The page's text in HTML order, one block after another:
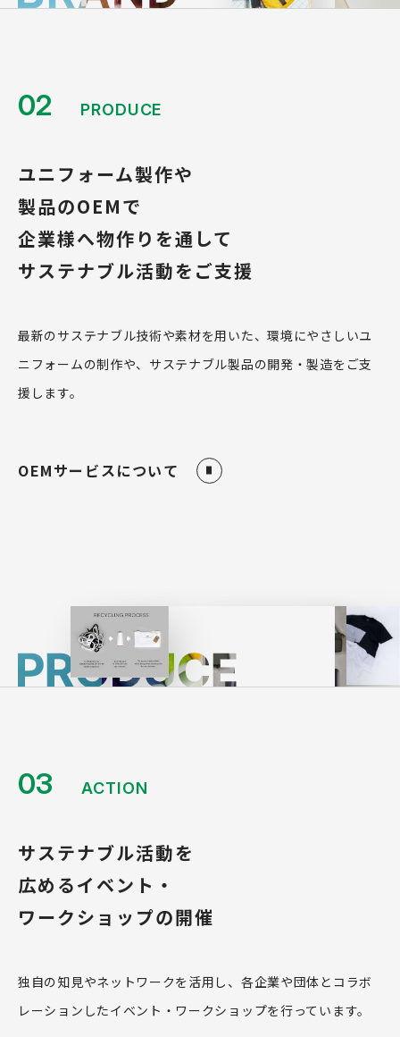
02 PRODUCE
ユニフォーム製作や
製品のOEMで
企業様へ物作りを通して
サステナブル活動をご支援
最新のサステナブル技術や素材を用いた、環境にやさしいユ
ニフォームの制作や、サステナブル製品の開発・製造をご支
援します。
OEMサービスについて
03 ACTION
サステナブル活動を
広めるイベント・
ワークショップの開催
独自の知見やネットワークを活用し、各企業や団体とコラボ
レーションしたイベント・ワークショップを行っています。